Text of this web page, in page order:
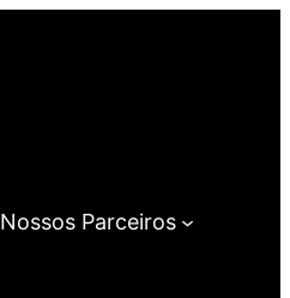
Nossos Parceiros